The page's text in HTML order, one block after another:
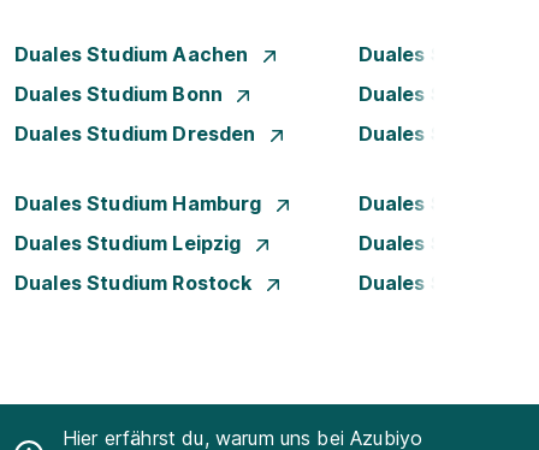
Duales Studium Aachen
Duales Studium
Duales Studium Bonn
Duales Studium
Duales Studium Dresden
Duales Studium
Duales Studium Hamburg
Duales Studium
Duales Studium Leipzig
Duales Studium
Duales Studium Rostock
Duales Studium
Hier erfährst du, warum uns bei Azubiyo